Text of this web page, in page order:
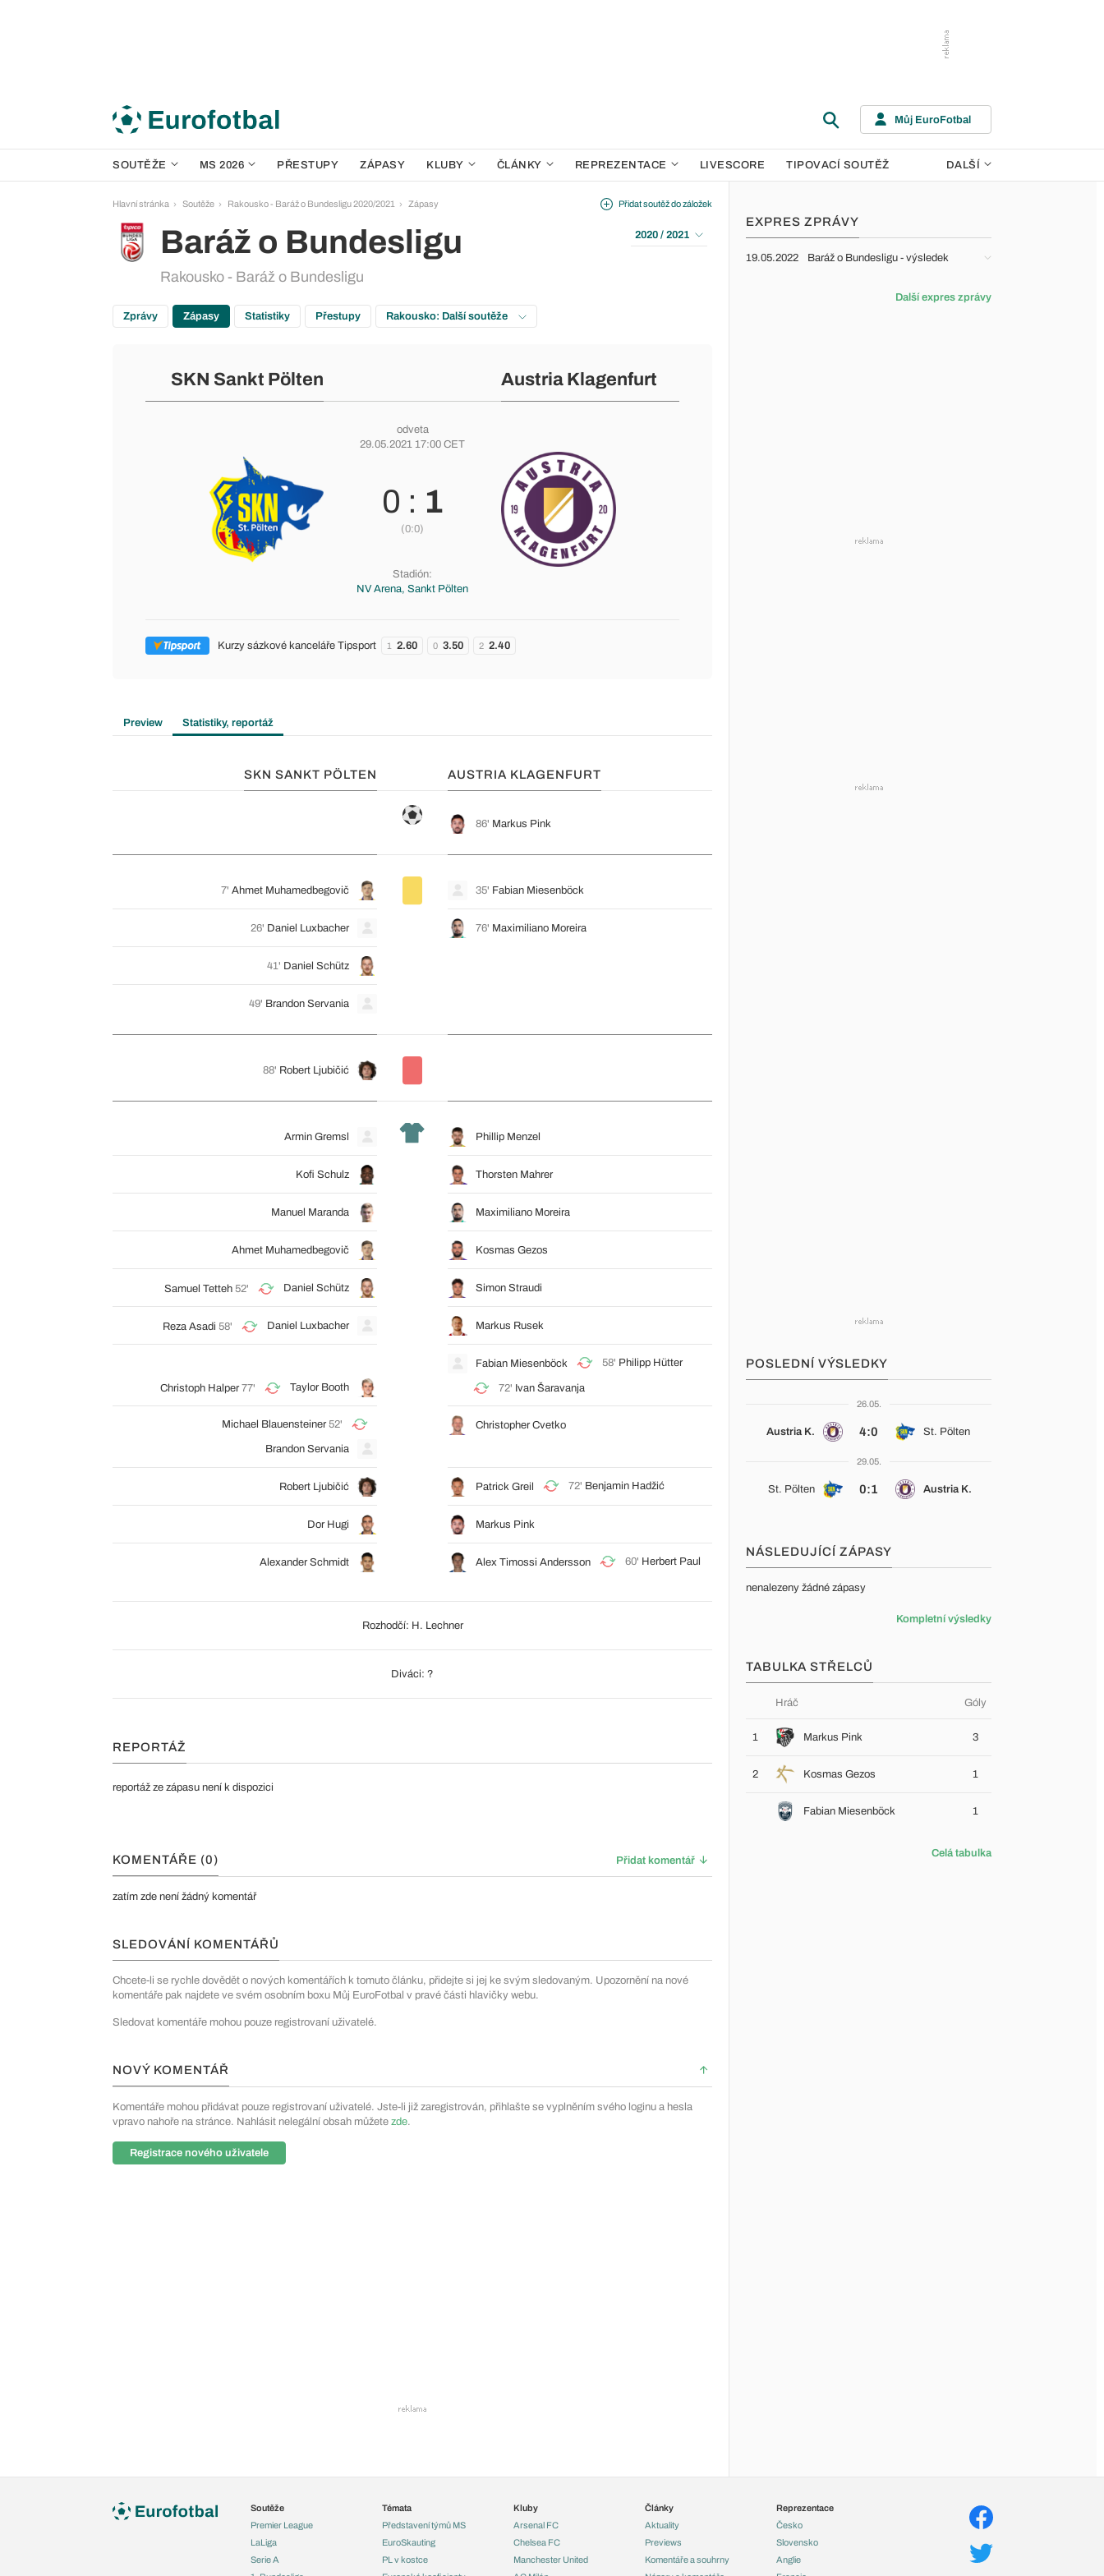
Můj EuroFotbal
SOUTĚŽE MS 2026 PŘESTUPY ZÁPASY KLUBY ČLÁNKY REPREZENTACE LIVESCORE TIPOVACÍ SOUTĚŽ DALŠÍ
Hlavní stránka Soutěže Rakousko - Baráž o Bundesligu 2020/2021 Zápasy
Baráž o Bundesligu
Rakousko - Baráž o Bundesligu
Přidat soutěž do záložek
2020 / 2021
Zprávy Zápasy Statistiky Přestupy Rakousko: Další soutěže
SKN Sankt Pölten Austria Klagenfurt
odveta
29.05.2021 17:00 CET
0 : 1
(0:0)
Stadión:
NV Arena, Sankt Pölten
Kurzy sázkové kanceláře Tipsport 1 2.60 0 3.50 2 2.40
Preview Statistiky, reportáž
SKN SANKT PÖLTEN AUSTRIA KLAGENFURT
86' Markus Pink
7' Ahmet Muhamedbegovič 35' Fabian Miesenböck
26' Daniel Luxbacher 76' Maximiliano Moreira
41' Daniel Schütz
49' Brandon Servania
88' Robert Ljubičić
Armin Gremsl Phillip Menzel
Kofi Schulz Thorsten Mahrer
Manuel Maranda Maximiliano Moreira
Ahmet Muhamedbegovič Kosmas Gezos
Samuel Tetteh 52' Daniel Schütz Simon Straudi
Reza Asadi 58' Daniel Luxbacher Markus Rusek
Christoph Halper 77' Taylor Booth
Fabian Miesenböck 58' Philipp Hütter
72' Ivan Šaravanja
Michael Blauensteiner 52'
Brandon Servania
Christopher Cvetko
Robert Ljubičić Patrick Greil 72' Benjamin Hadžić
Dor Hugi Markus Pink
Alexander Schmidt Alex Timossi Andersson 60' Herbert Paul
Rozhodčí: H. Lechner
Diváci: ?
REPORTÁŽ
reportáž ze zápasu není k dispozici
KOMENTÁŘE (0) Přidat komentář
zatím zde není žádný komentář
SLEDOVÁNÍ KOMENTÁŘŮ
Chcete-li se rychle dovědět o nových komentářích k tomuto článku, přidejte si jej ke svým sledovaným. Upozornění na nové
komentáře pak najdete ve svém osobním boxu Můj EuroFotbal v pravé části hlavičky webu.
Sledovat komentáře mohou pouze registrovaní uživatelé.
NOVÝ KOMENTÁŘ
Komentáře mohou přidávat pouze registrovaní uživatelé. Jste-li již zaregistrován, přihlašte se vyplněním svého loginu a hesla
vpravo nahoře na stránce. Nahlásit nelegální obsah můžete zde.
Registrace nového uživatele
EXPRES ZPRÁVY
19.05.2022 Baráž o Bundesligu - výsledek
Další expres zprávy
POSLEDNÍ VÝSLEDKY
26.05.
Austria K. 4:0 St. Pölten
29.05.
St. Pölten 0:1 Austria K.
NÁSLEDUJÍCÍ ZÁPASY
nenalezeny žádné zápasy
Kompletní výsledky
TABULKA STŘELCŮ
Hráč Góly
1 Markus Pink 3
2 Kosmas Gezos 1
Fabian Miesenböck 1
Celá tabulka
Soutěže
Premier League
LaLiga
Serie A
Témata
Představení týmů MS
EuroSkauting
PL v kostce
Kluby
Arsenal FC
Chelsea FC
Manchester United
Články
Aktuality
Previews
Komentáře a souhrny
Reprezentace
Česko
Slovensko
Anglie